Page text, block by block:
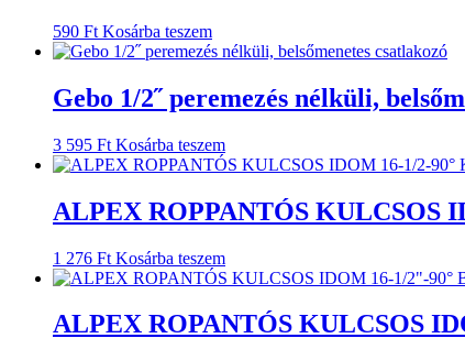
590 Ft Kosárba teszem
Gebo 1/2˝ peremezés nélküli,
3 595 Ft Kosárba teszem
ALPEX ROPPANTÓS KULCSOS
1 276 Ft Kosárba teszem
ALPEX ROPANTÓS KULCSOS